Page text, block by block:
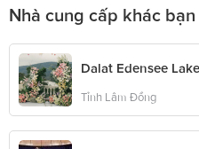
Nhà cung cấp khác
Dalat Edensee
Tỉnh Lâm Đồng